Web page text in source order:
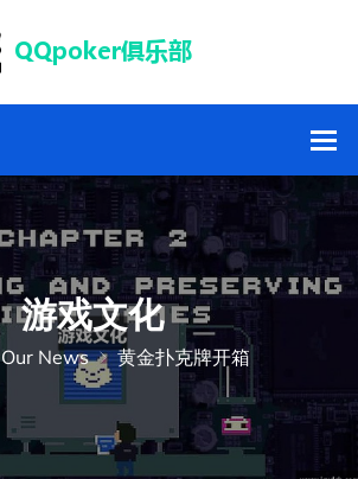
游戏文化
Our News 黄金扑克牌开箱